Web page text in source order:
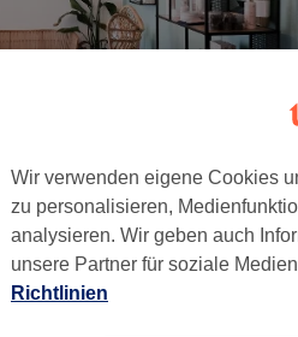
, 8050
Wir verwenden eigene Cookies
zu personalisieren,
analysieren. Wir geben auch
unsere Partner für soziale
Richtlinien